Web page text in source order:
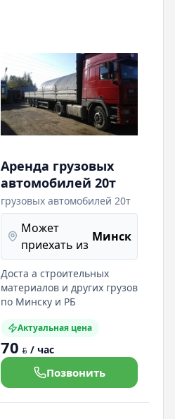
Аренда грузовых
автомобилей 20т
грузовых автомобилей 20т
Может
приехать из
Минск
Доста а строительных
материалов и других грузов
по Минску и РБ
Актуальная цена
70 BYN / час
Позвонить